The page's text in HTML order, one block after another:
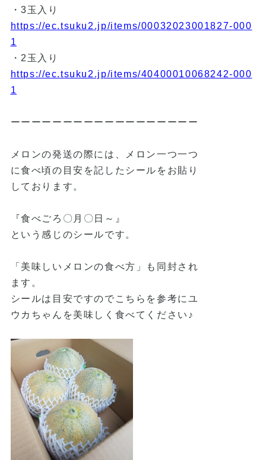
・3玉入り
https://ec.tsuku2.jp/items/00032023001827-000
1
・2玉入り
https://ec.tsuku2.jp/items/40400010068242-000
1
ーーーーーーーーーーーーーーーーーー
メロンの発送の際には、メロン一つ一つ
に食べ頃の目安を記したシールをお貼り
しております。
『食べごろ〇月〇日～』
という感じのシールです。
「美味しいメロンの食べ方」も同封され
ます。
シールは目安ですのでこちらを参考にユ
ウカちゃんを美味しく食べてください♪